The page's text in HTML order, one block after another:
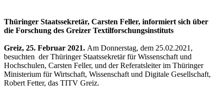
Thüringer Staatssekretär, Carsten Feller, informiert sich über
die Forschung des Greizer Textilforschungsinstituts
Greiz, 25. Februar 2021. Am Donnerstag, dem 25.02.2021,
besuchten der Thüringer Staatssekretär für Wissenschaft und
Hochschulen, Carsten Feller, und der Referatsleiter im Thüringer
Ministerium für Wirtschaft, Wissenschaft und Digitale Gesellschaft,
Robert Fetter, das TITV Greiz.